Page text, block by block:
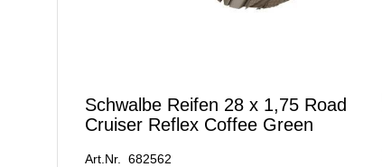
Schwalbe Reifen 28 x 1,75 Road
Cruiser Reflex Coffee Green
Art.Nr. 682562